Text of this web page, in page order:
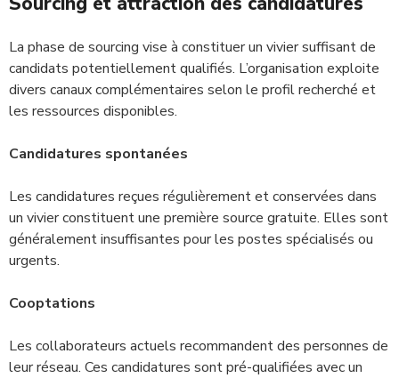
La phase de sourcing vise à constituer un vivier suffisant de
candidats potentiellement qualifiés. L’organisation exploite
divers canaux complémentaires selon le profil recherché et
les ressources disponibles.
Candidatures spontanées
Les candidatures reçues régulièrement et conservées dans
un vivier constituent une première source gratuite. Elles sont
généralement insuffisantes pour les postes spécialisés ou
urgents.
Cooptations
Les collaborateurs actuels recommandent des personnes de
leur réseau. Ces candidatures sont pré-qualifiées avec un